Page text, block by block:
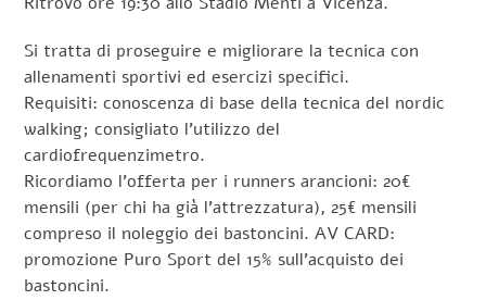
Si tratta di proseguire e migliorare la tecnica con
allenamenti sportivi ed esercizi specifici.
Requisiti: conoscenza di base della tecnica del nordic
walking; consigliato l’utilizzo del
cardiofrequenzimetro.
Ricordiamo l’offerta per i runners arancioni: 20€
mensili (per chi ha già l’attrezzatura), 25€ mensili
compreso il noleggio dei bastoncini. AV CARD:
promozione Puro Sport del 15% sull’acquisto dei
bastoncini.